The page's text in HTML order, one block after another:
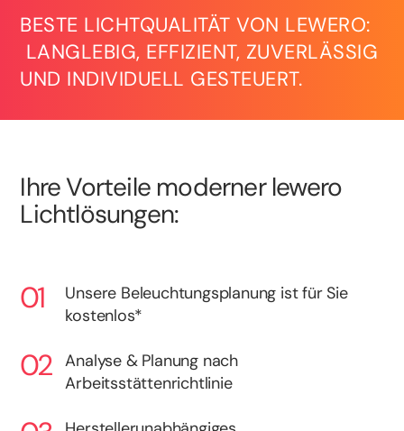
BESTE LICHTQUALITÄT VON LEWERO:
LANGLEBIG, EFFIZIENT, ZUVERLÄSSIG
UND INDIVIDUELL GESTEUERT.
Ihre Vorteile moderner lewero
Lichtlösungen:
Unsere Beleuchtungsplanung ist für Sie
kostenlos*
Analyse & Planung nach
Arbeitsstättenrichtlinie